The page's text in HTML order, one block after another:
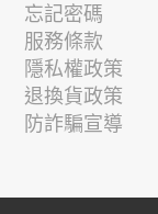
忘記密碼
服務條款
隱私權政策
退換貨政策
防詐騙宣導